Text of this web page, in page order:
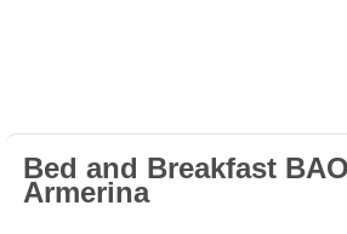
Bed and Breakfast
Armerina